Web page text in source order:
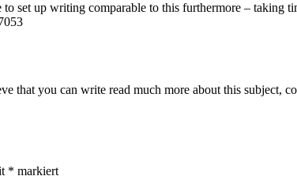
set up writing comparable to this furthermore – taking
you can write read much more about this subject,
* markiert